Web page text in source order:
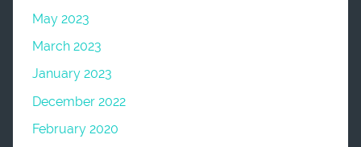
May 2023
March 2023
January 2023
December 2022
February 2020